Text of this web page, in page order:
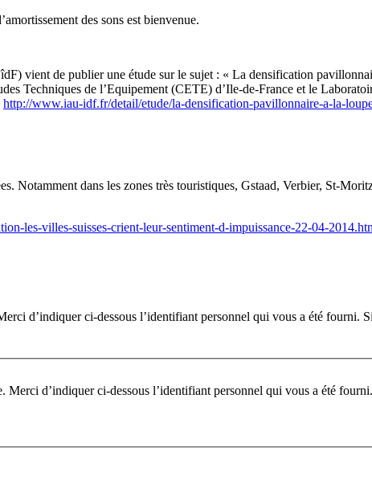
des sons est bienvenue.
vient de publier une étude sur le sujet : « La densification
Techniques de l’Equipement (CETE) d’Ile-de-France et le
http://www.iau-idf.fr/detail/etude/la-densification-pavillonnaire-a-la-
Notamment dans les zones très touristiques, Gstaad, Verbier, St-
les-villes-suisses-crient-leur-sentiment-d-impuissance-22-04-
d’indiquer ci-dessous l’identifiant personnel qui vous a été fourni.
Pour participer à ce forum,